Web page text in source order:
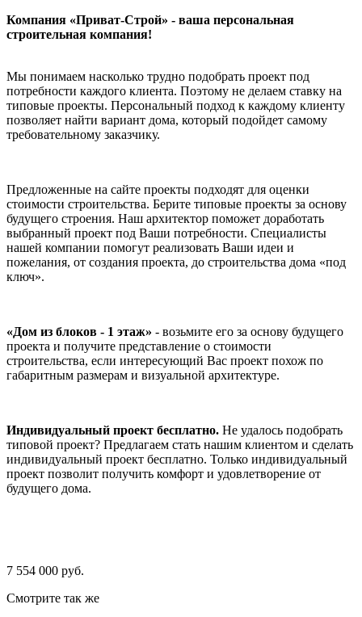
Компания «Приват-Строй» - ваша персональная
строительная компания!
Мы понимаем насколько трудно подобрать проект под
потребности каждого клиента. Поэтому не делаем ставку на
типовые проекты. Персональный подход к каждому клиенту
позволяет найти вариант дома, который подойдет самому
требовательному заказчику.
Предложенные на сайте проекты подходят для оценки
стоимости строительства. Берите типовые проекты за основу
будущего строения. Наш архитектор поможет доработать
выбранный проект под Ваши потребности. Специалисты
нашей компании помогут реализовать Ваши идеи и
пожелания, от создания проекта, до строительства дома «под
ключ».
«Дом из блоков - 1 этаж» - возьмите его за основу будущего
проекта и получите представление о стоимости
строительства, если интересующий Вас проект похож по
габаритным размерам и визуальной архитектуре.
Индивидуальный проект бесплатно. Не удалось подобрать
типовой проект? Предлагаем стать нашим клиентом и сделать
индивидуальный проект бесплатно. Только индивидуальный
проект позволит получить комфорт и удовлетворение от
будущего дома.
7 554 000 руб.
Смотрите так же